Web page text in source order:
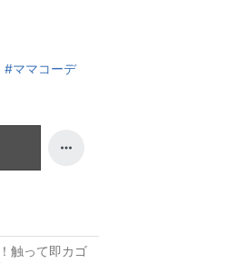
#ママコーデ
触って即カゴ